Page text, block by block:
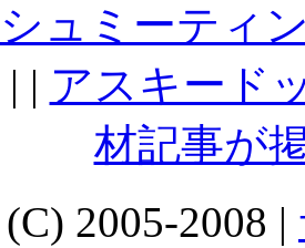
ュミーティ
| | アスキード
材記事が
2005-2008 |